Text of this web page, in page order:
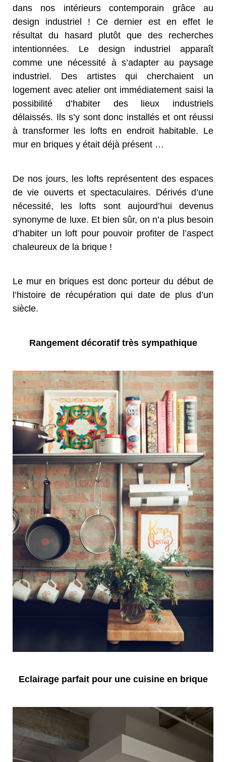
dans nos intérieurs contemporain grâce au
design industriel ! Ce dernier est en effet le
résultat du hasard plutôt que des recherches
intentionnées. Le design industriel apparaît
comme une nécessité à s’adapter au paysage
industriel. Des artistes qui cherchaient un
logement avec atelier ont immédiatement saisi la
possibilité d’habiter des lieux industriels
délaissés. Ils s’y sont donc installés et ont réussi
à transformer les lofts en endroit habitable. Le
mur en briques y était déjà présent …
De nos jours, les lofts représentent des espaces
de vie ouverts et spectaculaires. Dérivés d’une
nécessité, les lofts sont aujourd’hui devenus
synonyme de luxe. Et bien sûr, on n’a plus besoin
d’habiter un loft pour pouvoir profiter de l’aspect
chaleureux de la brique !
Le mur en briques est donc porteur du début de
l’histoire de récupération qui date de plus d’un
siècle.
Rangement décoratif très sympathique
Eclairage parfait pour une cuisine en brique